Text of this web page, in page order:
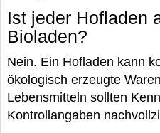
Ist jeder Hofladen
Bioladen?
Nein. Ein Hofladen kann
ökologisch erzeugte
Lebensmitteln sollten
Kontrollangaben